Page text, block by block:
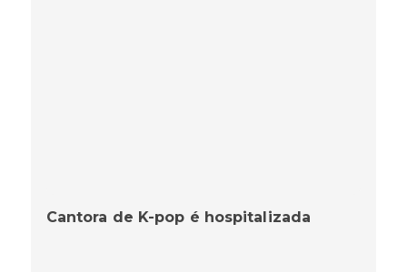
Cantora de K-pop é hospitalizada